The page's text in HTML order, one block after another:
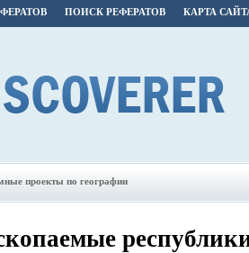
ПОИСК РЕФЕРАТОВ КАРТА
проекты по географии